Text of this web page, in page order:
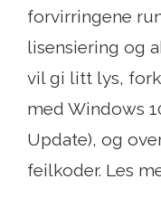
forvirringene
lisensiering og
vil gi litt lys,
med Windows
Update), og
feilkoder. Les